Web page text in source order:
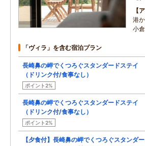
港
小
「ヴィラ」を含む宿泊プラン
長崎鼻の岬でくつろぐスタンダードステイ
（ドリンク付/食事なし）
ポイント2%
長崎鼻の岬でくつろぐスタンダードステイ
（ドリンク付/食事なし）
ポイント2%
【夕食付】長崎鼻の岬でくつろぐスタンダー